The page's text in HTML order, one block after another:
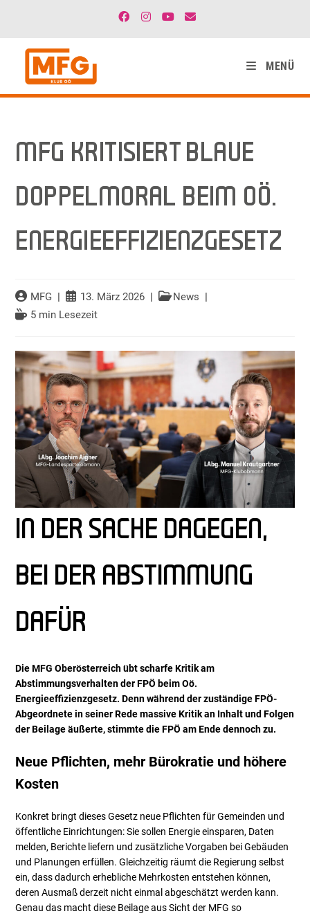
MENÜ
MFG KRITISIERT BLAUE
DOPPELMORAL BEIM OÖ.
ENERGIEEFFIZIENZGESETZ
MFG 13. März 2026
News
5 min Lesezeit
IN DER SACHE DAGEGEN,
BEI DER ABSTIMMUNG
DAFÜR
Die MFG Oberösterreich übt scharfe Kritik am
Abstimmungsverhalten der FPÖ beim Oö.
Energieeffizienzgesetz. Denn während der zuständige FPÖ-
Abgeordnete in seiner Rede massive Kritik an Inhalt und Folgen
der Beilage äußerte, stimmte die FPÖ am Ende dennoch zu.
Neue Pflichten, mehr Bürokratie und höhere
Kosten
Konkret bringt dieses Gesetz neue Pflichten für Gemeinden und
öffentliche Einrichtungen: Sie sollen Energie einsparen, Daten
melden, Berichte liefern und zusätzliche Vorgaben bei Gebäuden
und Planungen erfüllen. Gleichzeitig räumt die Regierung selbst
ein, dass dadurch erhebliche Mehrkosten entstehen können,
deren Ausmaß derzeit nicht einmal abgeschätzt werden kann.
Genau das macht diese Beilage aus Sicht der MFG so